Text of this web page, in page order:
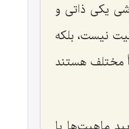
یكى ذاتى و
نیست، بلكه
مختلف هستند